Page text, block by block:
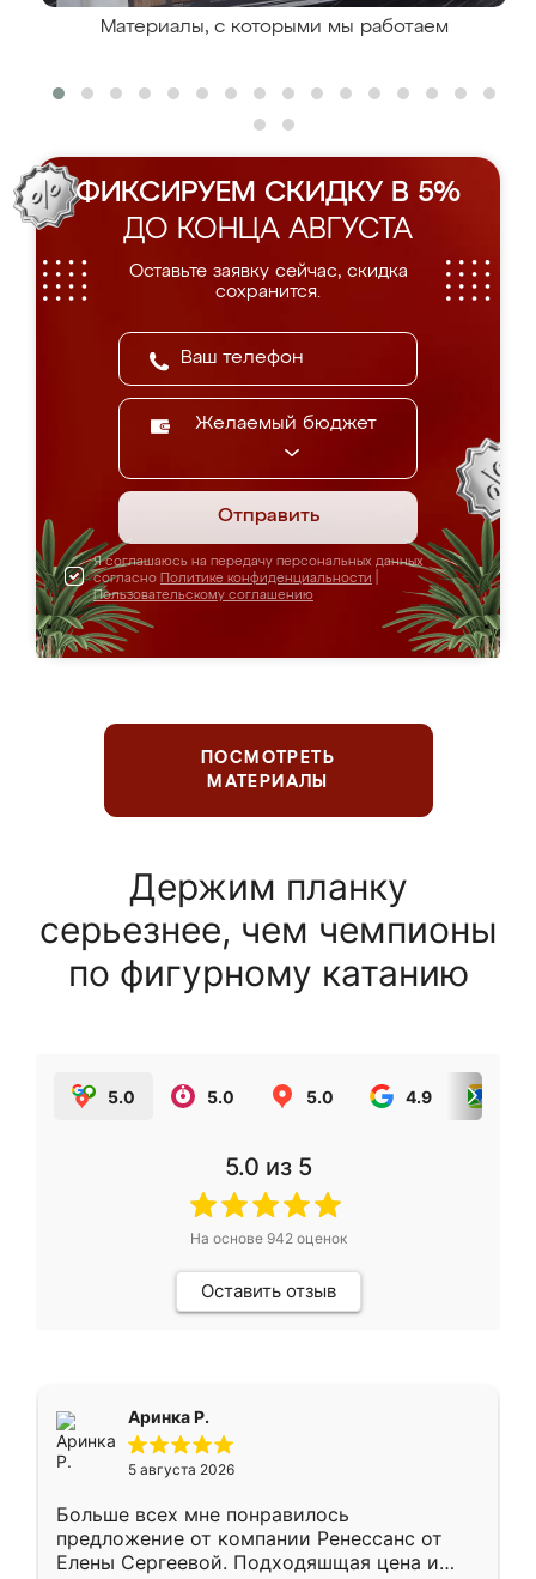
Материалы, с которыми мы работаем
ФИКСИРУЕМ СКИДКУ В 5%
ДО КОНЦА АВГУСТА
Оставьте заявку сейчас, скидка
сохранится.
Желаемый бюджет
Отправить
Я соглашаюсь на передачу персональных данных
согласно Политике конфиденциальности
Пользовательскому соглашению
ПОСМОТРЕТЬ
МАТЕРИАЛЫ
Держим планку
серьезнее, чем чемпионы
по фигурному катанию
5.0 5.0 5.0 4.9
5.0 из 5
На основе 942оценок
Оставить отзыв
Аринка Р.
5 августа 2026
Больше всех мне понравилось
предложение от компании Ренессанс от
Елены Сергеевой. Подходяшщая цена и